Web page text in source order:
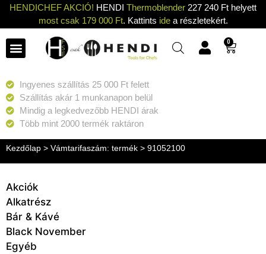
HENDICHEF AKCIÓ! HENDI Thermoblender 227 240 Ft helyett
most csak 179 000 Ft. Kattints idea részletekért.
0
Ingyenes szállítás 25 000 Ft felett
Szállítás akár 1 munkanapon belül
Mindig a legkedvezőbb HENDI árak
Több mint 2000 termék raktáron
Kezdőlap > Vámtarifaszám: termék > 91052100
Akciók
Alkatrész
Bár & Kávé
Black November
Egyéb